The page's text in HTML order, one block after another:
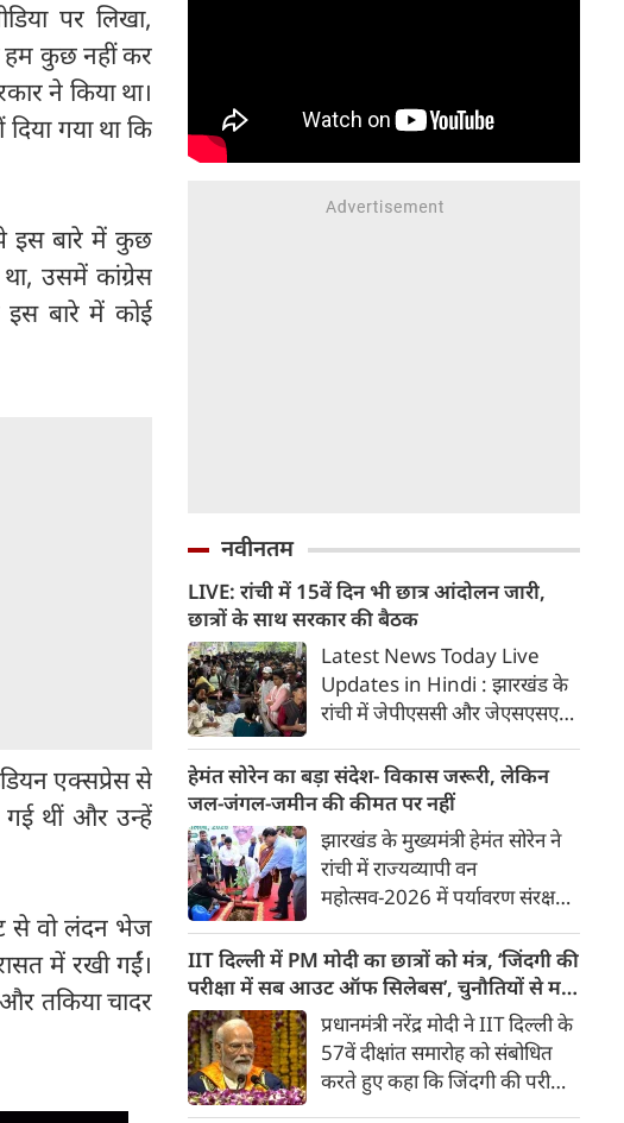
पर लिखा,
हम कुछ नहीं कर
ने किया था।
गया था कि
इस बारे में कुछ
उसमें कांग्रेस
बारे में कोई
एक्सप्रेस से
गई थीं और उन्हें
से वो लंदन भेज
में रखी गईं।
तकिया चादर
नवीनतम
LIVE: रांची में 15वें दिन भी छात्र आंदोलन जारी,
छात्रों के साथ सरकार की बैठक
Latest News Today Live
Updates in Hindi : झारखंड के
रांची में जेपीएससी और जेएसएसएसी
आंदोलन का आज 15वां दिन है।
सर्किट हाउस में सरकार और छात्रों के
प्रतिनिधिमंडल के बीच बातचीत हुई।
पल पल की जानकारी...
हेमंत सोरेन का बड़ा संदेश- विकास जरूरी, लेकिन
जल-जंगल-जमीन की कीमत पर नहीं
झारखंड के मुख्यमंत्री हेमंत सोरेन ने
रांची में राज्यव्यापी वन
महोत्सव-2026 में पर्यावरण संरक्षण
विकास जरूरी है, लेकिन जल, जंगल
और जमीन की कीमत पर नहीं।
सरकार इंसान, वन्यजीव और
पर्यावरण के लिए उपयोगी पेड़ों को
प्राथमिकता देगी।
IIT दिल्ली में PM मोदी का छात्रों को मंत्र, ‘जिंदगी की
परीक्षा में सब आउट ऑफ सिलेबस’, चुनौतियों से मत
घबराना
प्रधानमंत्री नरेंद्र मोदी ने IIT दिल्ली के
57वें दीक्षांत समारोह को संबोधित
करते हुए कहा कि जिंदगी की परीक्षा